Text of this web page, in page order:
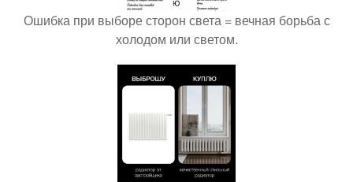
Ошибка при выборе сторон света = вечная борьба с
холодом или светом.